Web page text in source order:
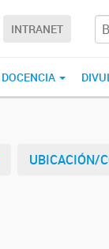
INTRANET
DOCENCIA
UBICACIÓN/